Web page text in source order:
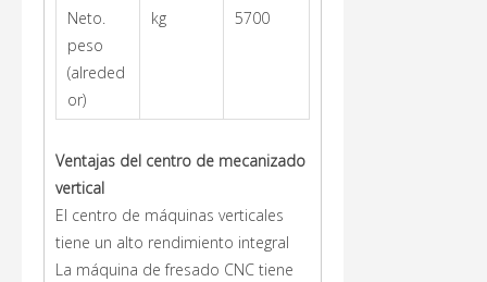
Neto.
peso
(alreded
or)
kg 5700
Ventajas del centro de mecanizado
vertical
El centro de máquinas verticales
tiene un alto rendimiento integral
La máquina de fresado CNC tiene